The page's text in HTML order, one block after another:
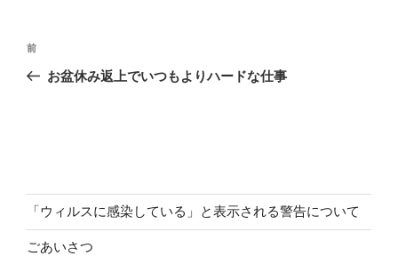
投
ナ
ョ
ン
前
の
前
お盆休み返上でいつもよりハードな仕事
「ウィルスに感染している」と表示される警告について
ごあいさつ